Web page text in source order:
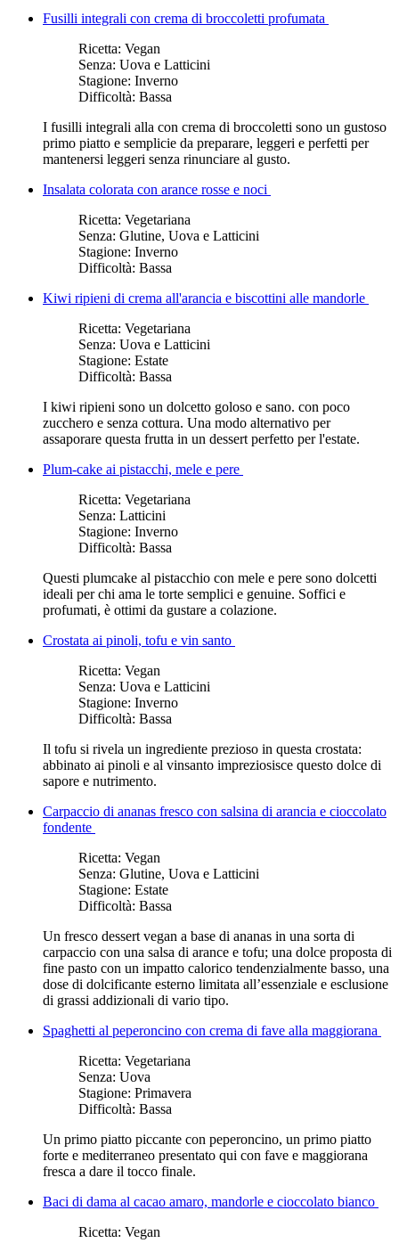
Fusilli integrali con crema di broccoletti profumata
Ricetta: Vegan
Senza: Uova e Latticini
Stagione: Inverno
Difficoltà: Bassa
I fusilli integrali alla con crema di broccoletti sono un gustoso
primo piatto e semplicie da preparare, leggeri e perfetti per
mantenersi leggeri senza rinunciare al gusto.
Insalata colorata con arance rosse e noci
Ricetta: Vegetariana
Senza: Glutine, Uova e Latticini
Stagione: Inverno
Difficoltà: Bassa
Kiwi ripieni di crema all'arancia e biscottini alle mandorle
Ricetta: Vegetariana
Senza: Uova e Latticini
Stagione: Estate
Difficoltà: Bassa
I kiwi ripieni sono un dolcetto goloso e sano. con poco
zucchero e senza cottura. Una modo alternativo per
assaporare questa frutta in un dessert perfetto per l'estate.
Plum-cake ai pistacchi, mele e pere
Ricetta: Vegetariana
Senza: Latticini
Stagione: Inverno
Difficoltà: Bassa
Questi plumcake al pistacchio con mele e pere sono dolcetti
ideali per chi ama le torte semplici e genuine. Soffici e
profumati, è ottimi da gustare a colazione.
Crostata ai pinoli, tofu e vin santo
Ricetta: Vegan
Senza: Uova e Latticini
Stagione: Inverno
Difficoltà: Bassa
Il tofu si rivela un ingrediente prezioso in questa crostata:
abbinato ai pinoli e al vinsanto impreziosisce questo dolce di
sapore e nutrimento.
Carpaccio di ananas fresco con salsina di arancia e cioccolato
fondente
Ricetta: Vegan
Senza: Glutine, Uova e Latticini
Stagione: Estate
Difficoltà: Bassa
Un fresco dessert vegan a base di ananas in una sorta di
carpaccio con una salsa di arance e tofu; una dolce proposta di
fine pasto con un impatto calorico tendenzialmente basso, una
dose di dolcificante esterno limitata all’essenziale e esclusione
di grassi addizionali di vario tipo.
Spaghetti al peperoncino con crema di fave alla maggiorana
Ricetta: Vegetariana
Senza: Uova
Stagione: Primavera
Difficoltà: Bassa
Un primo piatto piccante con peperoncino, un primo piatto
forte e mediterraneo presentato qui con fave e maggiorana
fresca a dare il tocco finale.
Baci di dama al cacao amaro, mandorle e cioccolato bianco
Ricetta: Vegan